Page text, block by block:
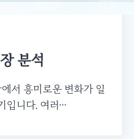
분석
서 흥미로운 변화가 일
입니다. 여러…